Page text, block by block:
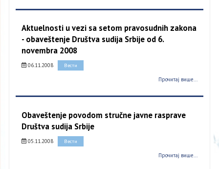
Aktuelnosti u vezi sa setom pravosudnih zakona
- obaveštenje Društva sudija Srbije od 6.
novembra 2008
06.11.2008 Вести
Прочитај више...
Obaveštenje povodom stručne javne rasprave
Društva sudija Srbije
05.11.2008 Вести
Прочитај више...